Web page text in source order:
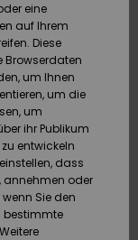
eine
auf Ihrem
Diese
Browserdaten
um Ihnen
um die
um
ihr Publikum
entwickeln
dass
annehmen oder
Sie den
bestimmte